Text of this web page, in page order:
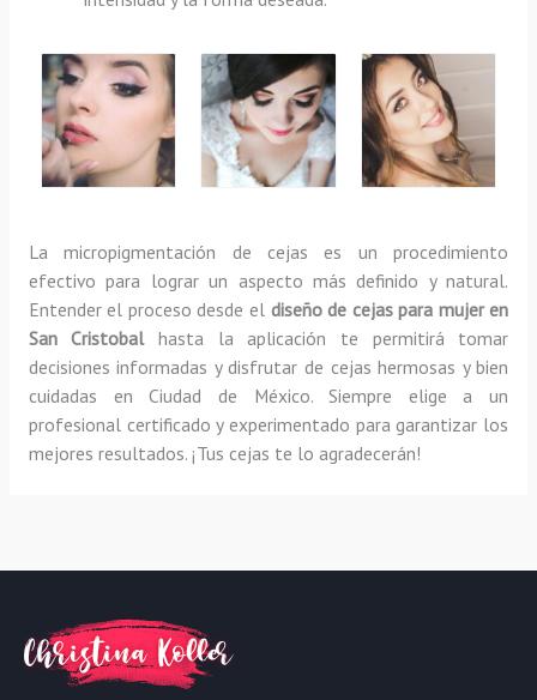
La micropigmentación de cejas es un procedimiento
efectivo para lograr un aspecto más definido y natural.
Entender el proceso desde el diseño de cejas para mujer en
San Cristobalhasta la aplicación te permitirá tomar
decisiones informadas y disfrutar de cejas hermosas y bien
cuidadas en Ciudad de México. Siempre elige a un
profesional certificado y experimentado para garantizar los
mejores resultados. ¡Tus cejas te lo agradecerán!